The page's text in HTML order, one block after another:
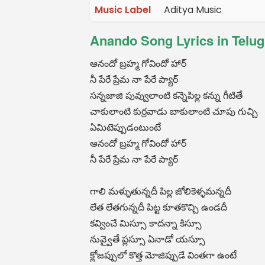
Music Label Aditya Music
Anando Song Lyrics in
ఆనందో బ్రహ్మ గోవిందో హార్
నీ పేరే ప్రేమ నా పేరే ప్యార్
సన్నజాజి పువ్వులాంటి కన్నెపిల్ల కన్ను గీటితే
చాకులాంటి కుర్రవాడు బాకులాంటి చూపు గుచ్చి
ఏమిటెప్పుడంటుంటే
ఆనందో బ్రహ్మ గోవిందో హార్
నీ పేరే ప్రేమ నా పేరే ప్యార్
గాలి మళ్ళుతున్నదీ పిల్ల జోలికెళ్ళమన్నదీ
లేత లేతగున్నదీ పిట్ట కూతకొచ్చి ఉండదీ
కవ్వించే మిస్సూ కాదన్నా కిస్సూ
నువ్వైతే ప్లస్సూ ఏనాడో యస్సూ
క్లోజప్పులో కొత్త మోజిప్పుడే వింతగా ఉంటే